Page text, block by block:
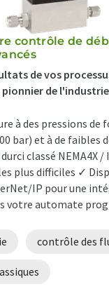
contrôle de
de vos
de l'industrie
à des pressions
bar) et à de faibles
classé NEMA4X /
plus difficiles ✓
IP pour une
votre automate
contrôle des